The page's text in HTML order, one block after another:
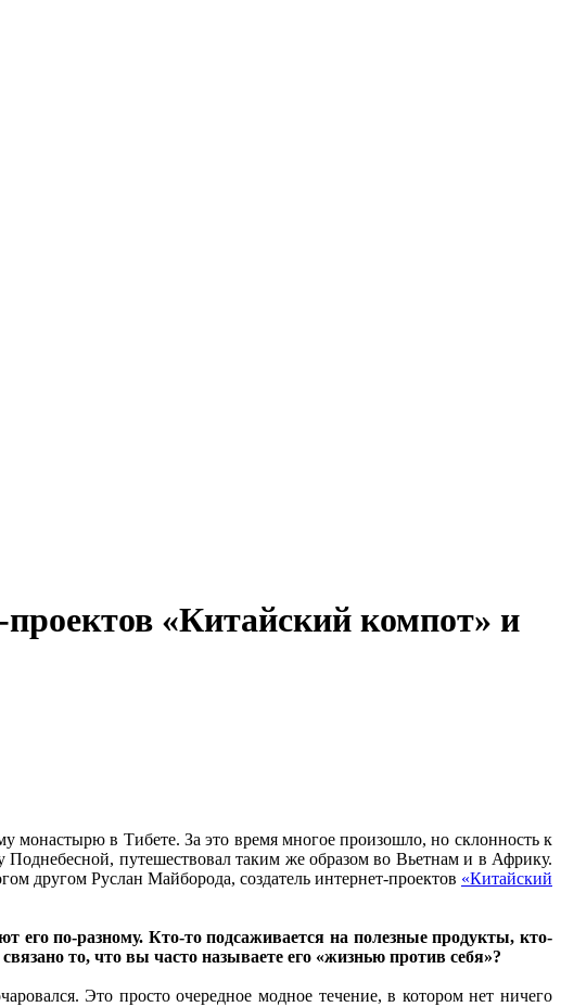
«Китайский компот» и
монастырю в Тибете. За это время многое произошло, но склонность к
путешествовал таким же образом во Вьетнам и в Африку.
другом Руслан Майборода, создатель интернет-проектов «Китайский
его по-разному. Кто-то подсаживается на полезные продукты, кто-
то, что вы часто называете его «жизнью против себя»?
Это просто очередное модное течение, в котором нет ничего